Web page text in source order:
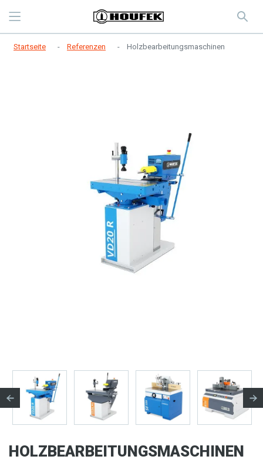
Startseite Referenzen Holzbearbeitungsmaschinen
HOLZBEARBEITUNGSMASCHINEN